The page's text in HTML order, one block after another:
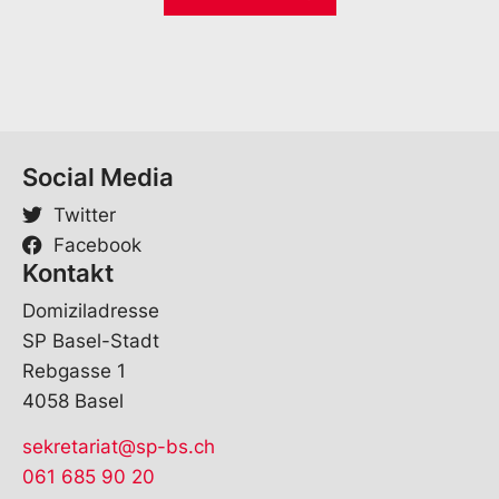
Social Media
Twitter
Facebook
Kontakt
Domiziladresse
SP Basel-Stadt
Rebgasse 1
4058 Basel
sekretariat@sp-bs.ch
061 685 90 20